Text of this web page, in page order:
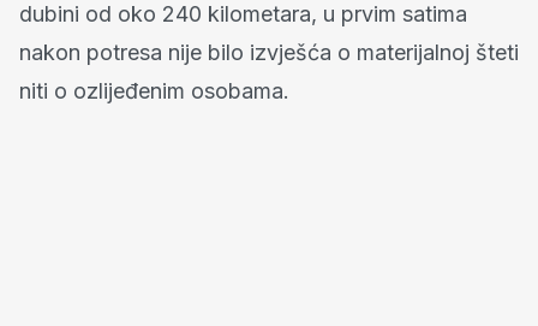
dubini od oko 240 kilometara, u prvim satima
nakon potresa nije bilo izvješća o materijalnoj šteti
niti o ozlijeđenim osobama.